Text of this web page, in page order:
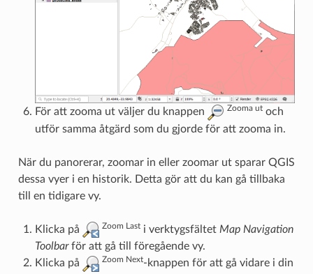
För att zooma ut väljer du knappen Zooma utoch
utför samma åtgärd som du gjorde för att zooma in.
När du panorerar, zoomar in eller zoomar ut sparar QGIS
dessa vyer i en historik. Detta gör att du kan gå tillbaka
till en tidigare vy.
Klicka på Zoom Lasti verktygsfältet Map Navigation
Toolbarför att gå till föregående vy.
Klicka på
Zoom Next-knappen för att gå vidare i din